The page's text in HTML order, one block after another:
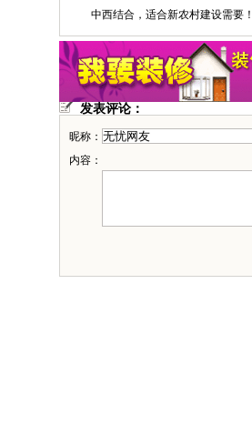
中西结合，适合新农村建设需要！
发表评论：
昵称：
内容：